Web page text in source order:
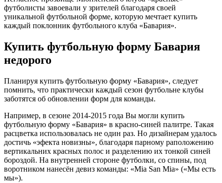
футболисты завоевали у зрителей благодаря своей
уникальной футбольной форме, которую мечтает купить
каждый поклонник футбольного клуба «Бавария».
Купить футбольную форму Бавария
недорого
Планируя купить футбольную форму «Бавария», следует
помнить, что практически каждый сезон футбольне клубы
заботятся об обновлении форм для команды.
Например, в сезоне 2014-2015 года Вы могли купить
футбольную форму «Бавария» в красно-синей палитре. Такая
расцветка использовалась не один раз. Но дизайнерам удалось
достичь «эфекта новизны», благодаря парному раположению
вертикальних красных полос и разделению их тонкой синей
бороздой. На внутренней стороне футболки, со спины, под
воротником нанесён девиз команды: «Mia San Mia» («Мы есть
мы»).